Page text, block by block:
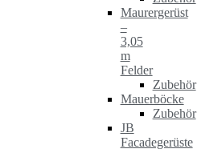
Maurergerüst
–
3,05
m
Felder
Zubehör
Mauerböcke
Zubehör
JB
Facadegerüste